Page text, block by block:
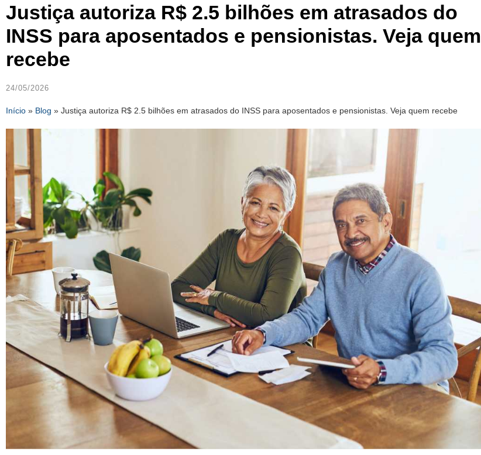
Justiça autoriza R$ 2.5 bilhões em atrasados do
INSS para aposentados e pensionistas. Veja quem
recebe
24/05/2026
Início » Blog » Justiça autoriza R$ 2.5 bilhões em atrasados do INSS para aposentados e pensionistas. Veja quem recebe